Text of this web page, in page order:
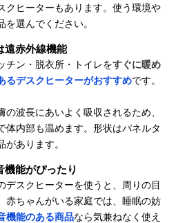
クヒーターもあります。使う環境や
選んでください。
遠赤外線機能
チン・脱衣所・トイレをすぐに暖め
るデスクヒーターがおすすめです。
波長にあいよく吸収されるため、
体内部も温めます。形状はパネルタ
あります。
能がぴったり
デスクヒーターを使うと、周りの目
赤ちゃんがいる家庭では、睡眠の妨
機能のある商品なら気兼ねなく使え